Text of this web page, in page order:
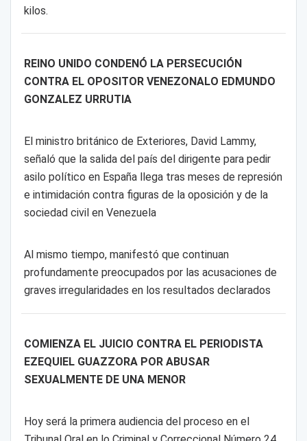
kilos.
REINO UNIDO CONDENÓ LA PERSECUCIÓN
CONTRA EL OPOSITOR VENEZONALO EDMUNDO
GONZALEZ URRUTIA
El ministro británico de Exteriores, David Lammy,
señaló que la salida del país del dirigente para pedir
asilo político en España llega tras meses de represión
e intimidación contra figuras de la oposición y de la
sociedad civil en Venezuela
Al mismo tiempo, manifestó que continuan
profundamente preocupados por las acusaciones de
graves irregularidades en los resultados declarados
COMIENZA EL JUICIO CONTRA EL PERIODISTA
EZEQUIEL GUAZZORA POR ABUSAR
SEXUALMENTE DE UNA MENOR
Hoy será la primera audiencia del proceso en el